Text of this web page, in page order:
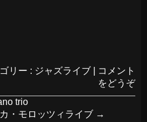
リー : ジャズライブ
コメント
をどうぞ
trio
・モロッツィライブ →